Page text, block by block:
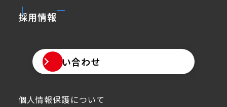
採用情報
お問い合わせ
個人情報保護について